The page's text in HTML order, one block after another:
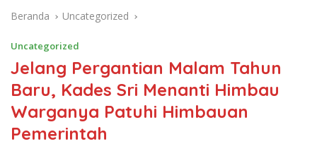
Beranda Uncategorized
Uncategorized
Jelang Pergantian Malam Tahun
Baru, Kades Sri Menanti Himbau
Warganya Patuhi Himbauan
Pemerintah